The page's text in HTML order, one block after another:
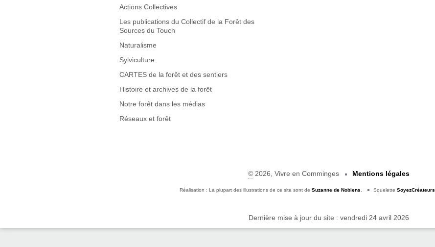
Actions Collectives
Les publications du Collectif de la Forêt des
Sources du Touch
Naturalisme
Sylviculture
CARTES de la forêt et des sentiers
Histoire et archives de la forêt
Notre forêt dans les médias
Réseaux et forêt
©2026, Vivre en Comminges Mentions légales
Réalisation : La plupart des illustrations de ce site sont de Suzanne de Noblens SqueletteSoyezCréateurs
Dernière mise à jour du site : vendredi 24 avril 2026